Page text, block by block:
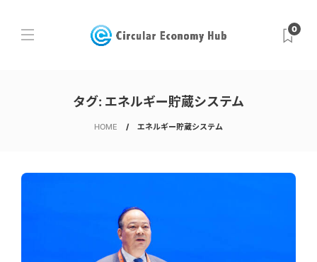
0
タグ: エネルギー貯蔵システム
HOME エネルギー貯蔵システム